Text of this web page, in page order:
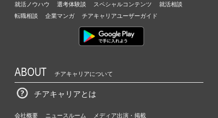
就活ノウハウ 選考体験談 スペシャルコンテンツ
就活相談
転職相談
企業マンガ チアキャリアユーザーガイド
ABOUT チアキャリアについて
チアキャリアとは
会社概要 ニュースルーム
メディア出演・掲載